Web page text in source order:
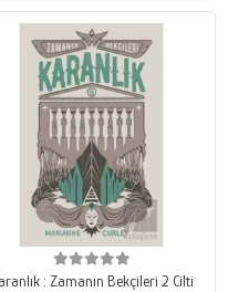
: Zamanın Bekçileri 2 Cilti